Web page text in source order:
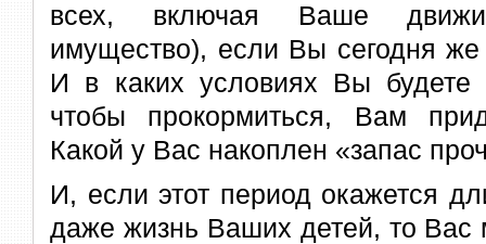
всех, включая Ваше
имущество), если Вы сегодня же
И в каких условиях Вы будете
чтобы прокормиться, Вам
Какой у Вас накоплен «запас
И, если этот период окажется
даже жизнь Ваших детей, то Вас